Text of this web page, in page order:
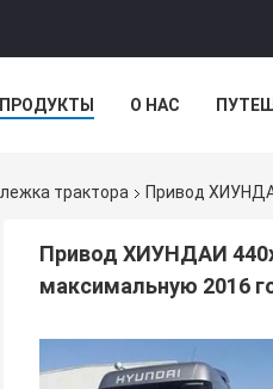
ПРОДУКТЫ О НАС
трактора Привод
Привод ХИУНДАИ
максимальную 2016